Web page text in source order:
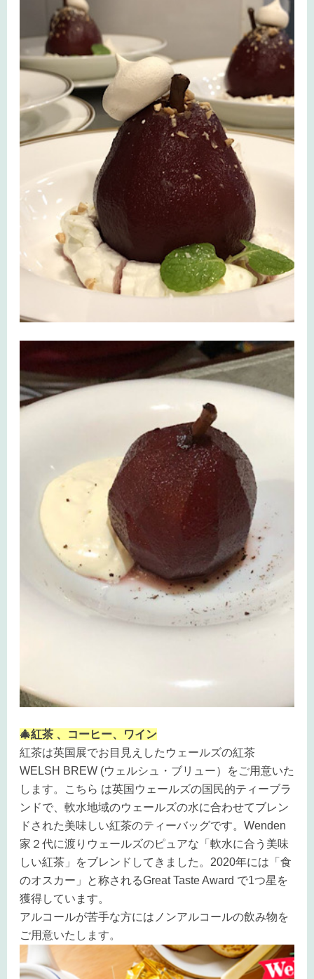
🎄紅茶 、コーヒー、ワイン
紅茶は英国展でお目見えしたウェールズの紅茶
WELSH BREW (ウェルシュ・ブリュー）をご用意いた
します。こちら は英国ウェールズの国民的ティーブラ
ンドで、軟水地域のウェールズの水に合わせてブレン
ドされた美味しい紅茶のティーバッグです。Wenden
家２代に渡りウェールズのピュアな「軟水に合う美味
しい紅茶」をブレンドしてきました。2020年には「食
のオスカー」と称されるGreat Taste Award で1つ星を
獲得しています。
アルコールが苦手な方にはノンアルコールの飲み物を
ご用意いたします。